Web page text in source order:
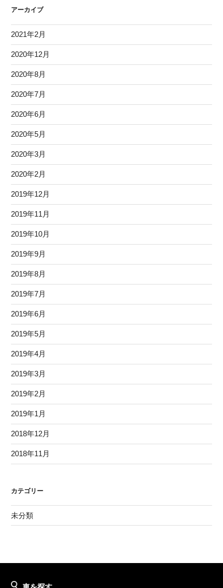
アーカイブ
2021年2月
2020年12月
2020年8月
2020年7月
2020年6月
2020年5月
2020年3月
2020年2月
2019年12月
2019年11月
2019年10月
2019年9月
2019年8月
2019年7月
2019年6月
2019年5月
2019年4月
2019年3月
2019年2月
2019年1月
2018年12月
2018年11月
カテゴリー
未分類